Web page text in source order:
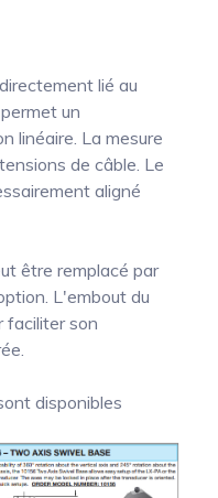
lié au
un
linéaire. La mesure
de câble. Le
aligné
être remplacé par
L'embout du
faciliter son
disponibles